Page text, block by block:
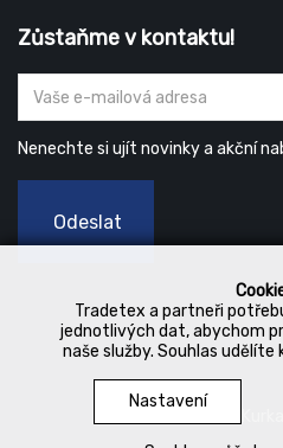
Tradetex a partneři
jednotlivých dat, abychom
naše služby. Souhlas udělíte
Nastavení
Zůstaňme v kontaktu!
Nenechte si ujít novinky a akční
Odeslat